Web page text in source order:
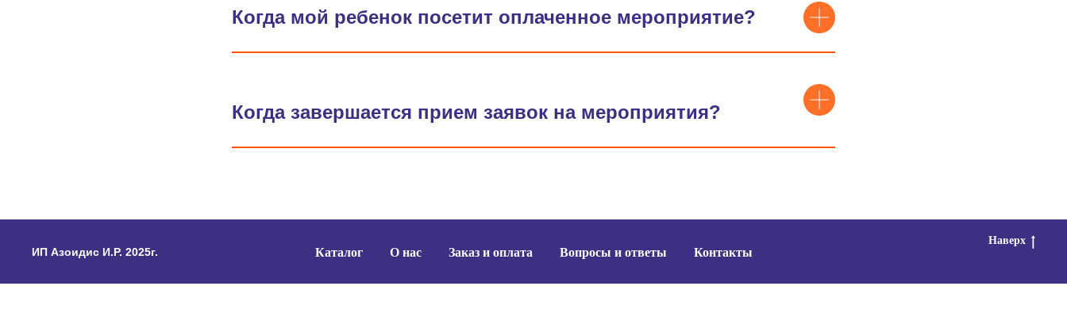
Когда мой ребенок посетит оплаченное мероприятие?
Когда завершается прием заявок на мероприятия?
ИП Азоидис И.Р. 2025г. Каталог О нас Заказ и оплата Вопросы и ответы Контакты
Наверх